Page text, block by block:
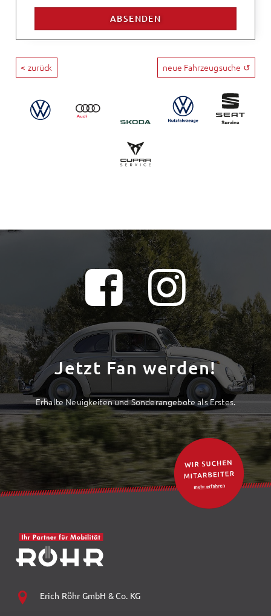
< zurück neue Fahrzeugsuche ↺
Jetzt Fan werden!
Erhalte Neuigkeiten und Sonderangebote als Erstes.
Erich Röhr GmbH & Co. KG